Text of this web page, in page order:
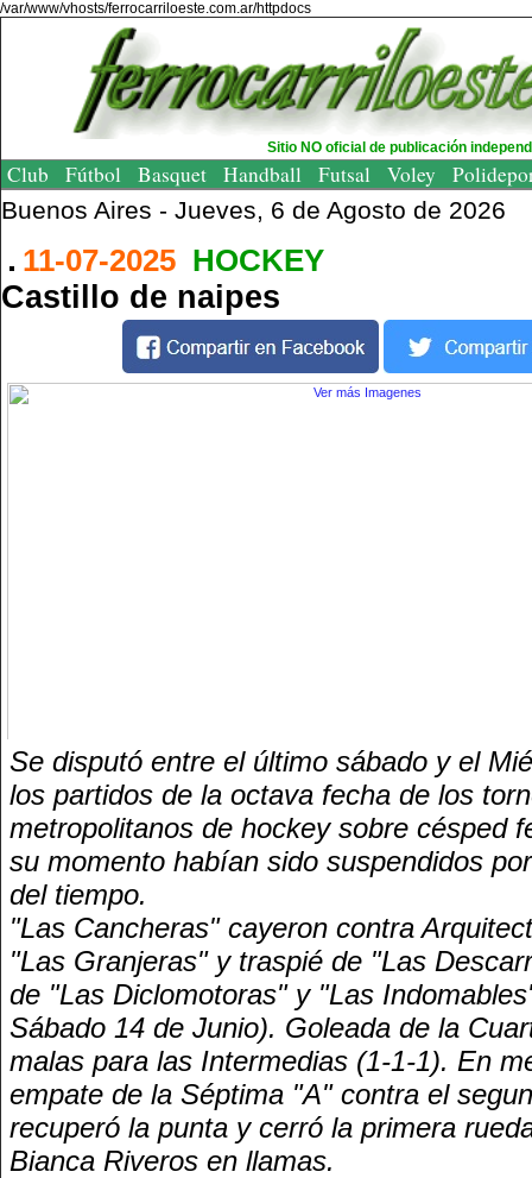
/var/www/vhosts/ferrocarriloeste.com.ar/httpdocs
Sitio NO oficial de publicación
Club Fútbol Basquet Handball Futsal Voley
Buenos Aires - Jueves, 6 de Agosto de 2026
11-07-2025 HOCKEY
Castillo de naipes
Se disputó entre el último sábado y el
los partidos de la octava fecha de los
metropolitanos de hockey sobre césped
su momento habían sido suspendidos
del tiempo.
"Las Cancheras" cayeron contra
"Las Granjeras" y traspié de "Las
de "Las Diclomotoras" y "Las
Sábado 14 de Junio). Goleada de la
malas para las Intermedias (1-1-1). En
empate de la Séptima "A" contra el
recuperó la punta y cerró la primera
Bianca Riveros en llamas.